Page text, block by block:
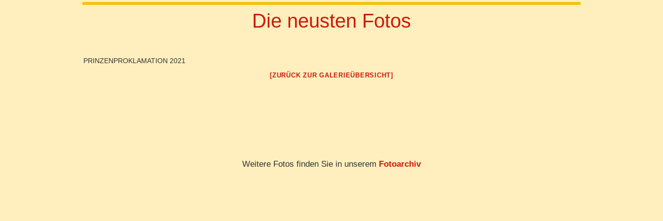
Die neusten Fotos
PRINZENPROKLAMATION 2021
[ZURÜCK ZUR GALERIEÜBERSICHT]
Weitere Fotos finden Sie in unserem Fotoarchiv